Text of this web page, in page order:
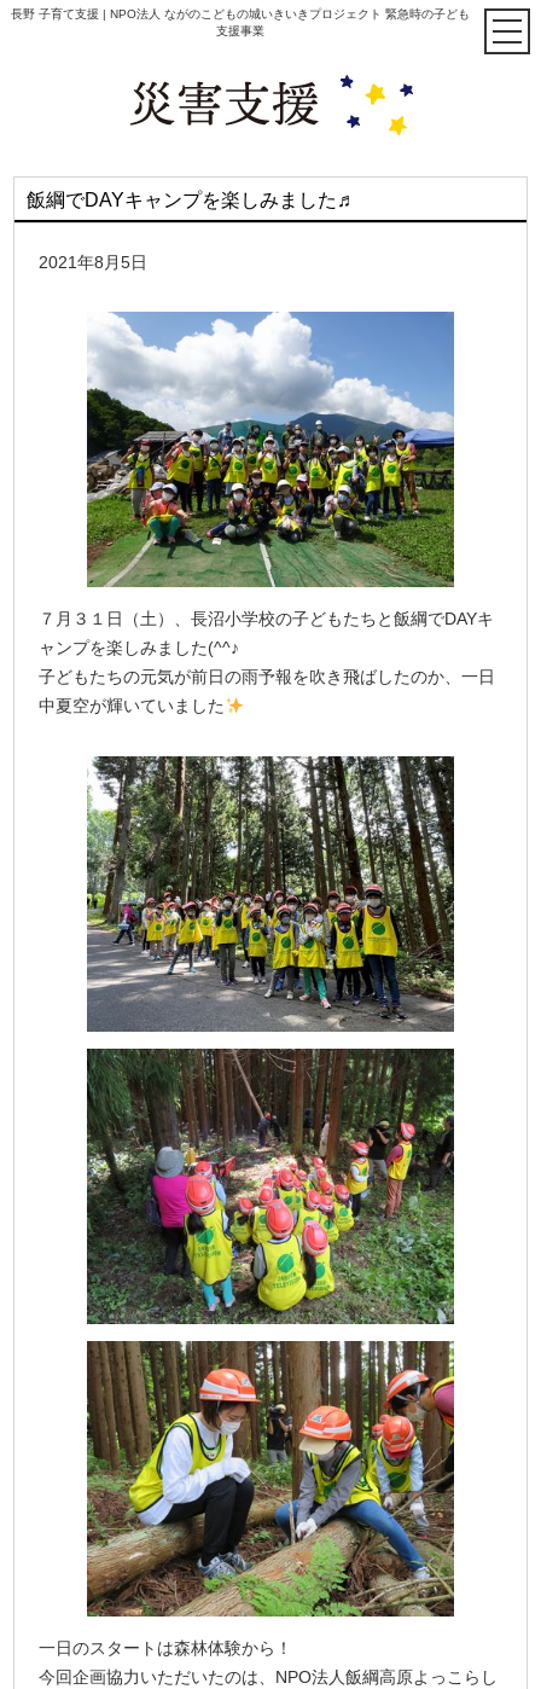
長野 子育て支援 | NPO法人 ながのこどもの城いきいきプロジェクト 緊急時の子ども
支援事業
飯綱でDAYキャンプを楽しみました♬
2021年8月5日
７月３１日（土）、長沼小学校の子どもたちと飯綱でDAYキ
ャンプを楽しみました(^^♪
子どもたちの元気が前日の雨予報を吹き飛ばしたのか、一日
中夏空が輝いていました
一日のスタートは森林体験から！
今回企画協力いただいたのは、NPO法人飯綱高原よっこらし